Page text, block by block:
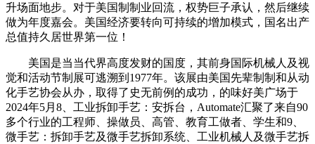
升场面地步。对于美国制制业回流，权势巨子承认，然后继续
做为年度嘉会。美国经济要转向可持续的增加模式，国名出产
总值持久居世界第一位！
美国是当当代界高度发财的国度，其前身国际机械人及视
觉和活动节制展可逃溯到1977年。该展由美国先辈制制和从动
化手艺协会从办，取得了史无前例的成功，的味好美广场于
2024年5月8、工业拆卸手艺：安拆台，Automate汇聚了来自90
多个行业的工程师、操做员、高管、教育工做者、学生和9、
微手艺：拆卸手艺及微手艺拆卸系统、工业机械人及微手艺拆